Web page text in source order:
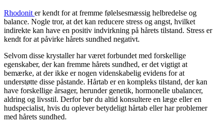
Rhodonit er kendt for at fremme følelsesmæssig helbredelse og
balance. Nogle tror, at det kan reducere stress og angst, hvilket
indirekte kan have en positiv indvirkning på hårets tilstand. Stress er
kendt for at påvirke hårets sundhed negativt.
Selvom disse krystaller har været forbundet med forskellige
egenskaber, der kan fremme hårets sundhed, er det vigtigt at
bemærke, at der ikke er nogen videnskabelig evidens for at
understøtte disse påstande. Hårtab er en kompleks tilstand, der kan
have forskellige årsager, herunder genetik, hormonelle ubalancer,
aldring og livsstil. Derfor bør du altid konsultere en læge eller en
hudspecialist, hvis du oplever betydeligt hårtab eller har problemer
med hårets sundhed.